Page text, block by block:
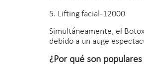
5. Lifting facial-12000
Simultáneamente, el
debido a un auge
¿Por qué son